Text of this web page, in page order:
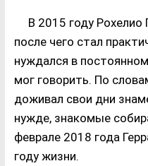
В 2015 году Рохелио
после чего стал
нуждался в
мог говорить. По
доживал свои дни
нужде, знакомые
феврале 2018 года
году жизни.